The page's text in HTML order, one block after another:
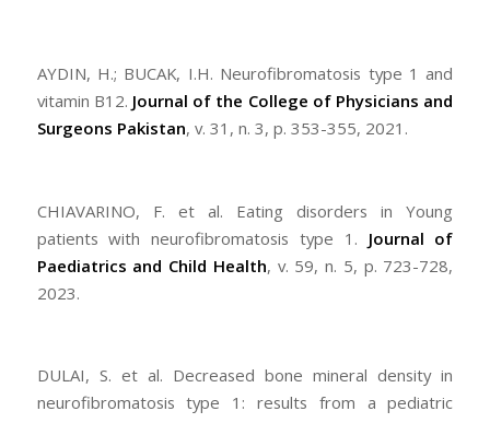
AYDIN, H.; BUCAK, I.H. Neurofibromatosis type 1 and
vitamin B12. Journal of the College of Physicians and
Surgeons Pakistan, v. 31, n. 3, p. 353-355, 2021.
CHIAVARINO, F. et al. Eating disorders in Young
patients with neurofibromatosis type 1. Journal of
Paediatrics and Child Health, v. 59, n. 5, p. 723-728,
2023.
DULAI, S. et al. Decreased bone mineral density in
neurofibromatosis type 1: results from a pediatric